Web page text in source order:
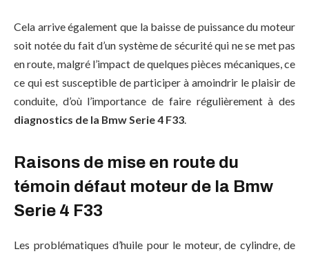
Cela arrive également que la baisse de puissance du moteur
soit notée du fait d’un système de sécurité qui ne se met pas
en route, malgré l’impact de quelques pièces mécaniques, ce
ce qui est susceptible de participer à amoindrir le plaisir de
conduite, d’où l’importance de faire régulièrement à des
diagnostics de la Bmw Serie 4 F33.
Raisons de mise en route du
témoin défaut moteur de la Bmw
Serie 4 F33
Les problématiques d’huile pour le moteur, de cylindre, de